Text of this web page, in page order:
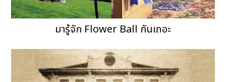
มารู้จัก Flower Ball กันเถอะ